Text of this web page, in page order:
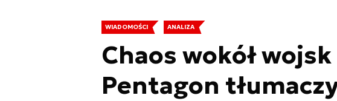
WIADOMOŚCI ANALIZA
Chaos wokół
Pentagon